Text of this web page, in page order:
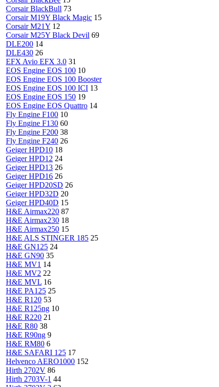
Corsair BlackBull 73
Corsair M19Y Black Magic 15
Corsair M21Y 12
Corsair M25Y Black Devil 69
DLE200 14
DLE430 26
EFX Avio EFX 3.0 31
EOS Engine EOS 100 10
EOS Engine EOS 100 Booster
EOS Engine EOS 100 ICI 13
EOS Engine EOS 150 19
EOS Engine EOS Quattro 14
Fly Engine F100 10
Fly Engine F130 60
Fly Engine F200 38
Fly Engine F240 26
Geiger HPD10 18
Geiger HPD12 24
Geiger HPD13 26
Geiger HPD16 26
Geiger HPD20SD 26
Geiger HPD32D 20
Geiger HPD40D 15
H&E Airmax220 87
H&E Airmax230 18
H&E Airmax250 15
H&E ALS STINGER 185 25
H&E GN125 24
H&E GN90 35
H&E MV1 14
H&E MV2 22
H&E MVL 16
H&E PA125 25
H&E R120 53
H&E R125ng 10
H&E R220 21
H&E R80 38
H&E R90ng 9
H&E RM80 6
H&E SAFARI 125 17
Helvenco AERO1000 152
Hirth 2702V 86
Hirth 2703V-1 44